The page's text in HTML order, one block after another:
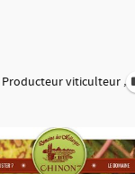
Producteur viticulteur ,